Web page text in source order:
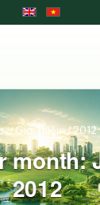
month:
2012
/Giới thiệu /2012